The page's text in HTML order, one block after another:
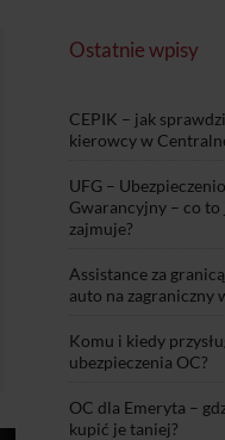
Ostatnie wpisy
CEPIK – jak
kierowcy w
UFG –
Gwarancyjny – co to
zajmuje?
Assistance za
auto na zagraniczny
Komu i kiedy
ubezpieczenia OC?
OC dla Emeryta –
kupić je taniej?